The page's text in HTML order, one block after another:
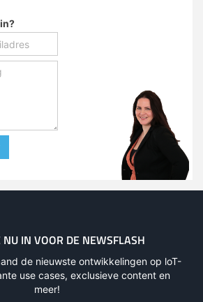
NU IN VOOR DE NEWSFLASH
de nieuwste ontwikkelingen op loT-
use cases, exclusieve content en
meer!